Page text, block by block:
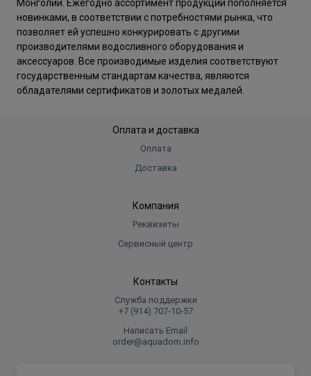
Монголии. Ежегодно ассортимент продукции пополняется
новинками, в соответствии с потребностями рынка, что
позволяет ей успешно конкурировать с другими
производителями водосливного оборудования и
аксессуаров. Все производимые изделия соответствуют
государственным стандартам качества, являются
обладателями сертификатов и золотых медалей.
Оплата и доставка
Оплата
Доставка
Компания
Реквизиты
Сервисный центр
Контакты
Служба поддержки
+7 (914) 707‑10‑57
Написать Email
order@aquadom.info